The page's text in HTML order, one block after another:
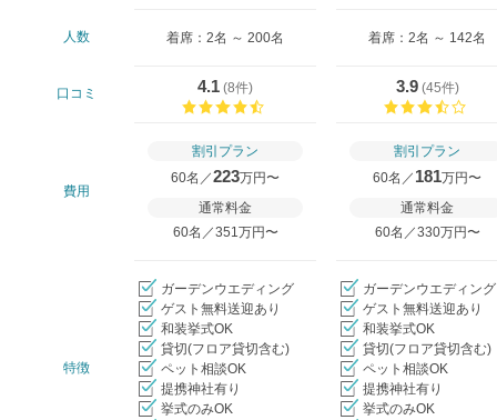
人数 着席：2名 ～ 200名 着席：2名 ～ 142名
口コミ 4.1 (8件)
3.9(45件)
費用
割引プラン
60名／223万円〜
通常料金
60名／351万円〜
割引プラン
60名／ 181万円〜
通常料金
60名／330万円〜
特徴
ガーデンウエディング
ゲスト無料送迎あり
和装挙式OK
貸切(フロア貸切含む)
ペット相談OK
提携神社有り
挙式のみOK
ガーデンウエディング
ゲスト無料送迎あり
和装挙式OK
貸切(フロア貸切含む)
ペット相談OK
提携神社有り
挙式のみOK